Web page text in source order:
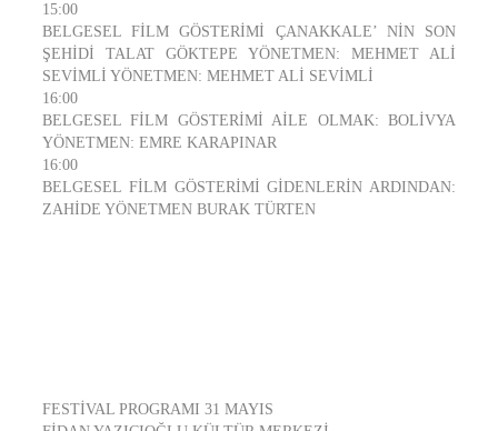
15:00
BELGESEL FİLM GÖSTERİMİ ÇANAKKALE’ NİN SON
ŞEHİDİ TALAT GÖKTEPE YÖNETMEN: MEHMET ALİ
SEVİMLİ YÖNETMEN: MEHMET ALİ SEVİMLİ
16:00
BELGESEL FİLM GÖSTERİMİ AİLE OLMAK: BOLİVYA
YÖNETMEN: EMRE KARAPINAR
16:00
BELGESEL FİLM GÖSTERİMİ GİDENLERİN ARDINDAN:
ZAHİDE YÖNETMEN BURAK TÜRTEN
FESTİVAL PROGRAMI 31 MAYIS